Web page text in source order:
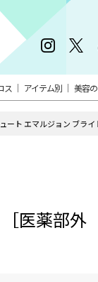
ス アイテム別 美容
ート エマルジョン ブラ
医薬部外